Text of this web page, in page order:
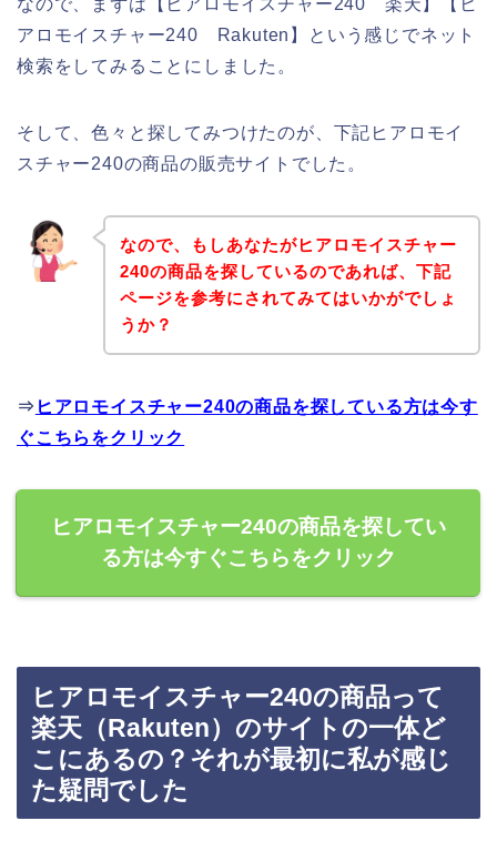
なので、まずは【ヒアロモイスチャー240 楽天】【ヒ
アロモイスチャー240 Rakuten】という感じでネット
検索をしてみることにしました。
そして、色々と探してみつけたのが、下記ヒアロモイ
スチャー240の商品の販売サイトでした。
なので、もしあなたがヒアロモイスチャー
240の商品を探しているのであれば、下記
ページを参考にされてみてはいかがでしょ
うか？
⇒ ヒアロモイスチャー240の商品を探している方は今す
ぐこちらをクリック
ヒアロモイスチャー240の商品を探してい
る方は今すぐこちらをクリック
ヒアロモイスチャー240の商品って
楽天（Rakuten）のサイトの一体ど
こにあるの？それが最初に私が感じ
た疑問でした